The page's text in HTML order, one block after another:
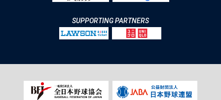
SUPPORTING PARTNERS